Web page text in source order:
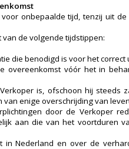
onbepaalde tijd, tenzij uit
de volgende tijdstippen:
die benodigd is voor het correct
vóór het in
is, ofschoon hij steeds
enige overschrijding van
door de Verkoper
aan die van het voortduren
Nederland en over de